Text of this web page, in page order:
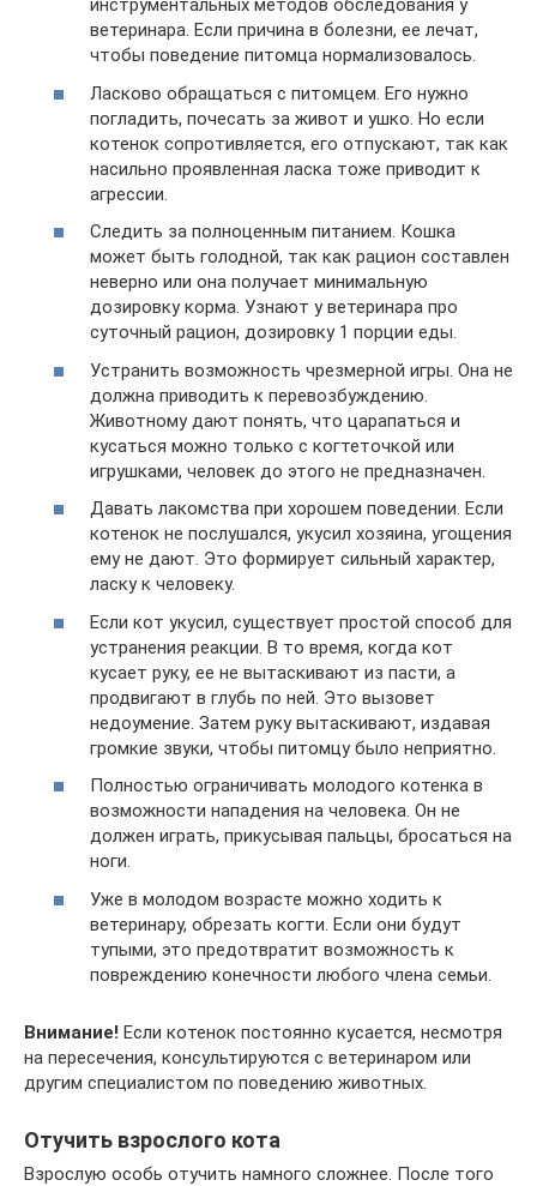
инструментальных методов обследования у
ветеринара. Если причина в болезни, ее лечат,
чтобы поведение питомца нормализовалось.
Ласково обращаться с питомцем. Его нужно
погладить, почесать за живот и ушко. Но если
котенок сопротивляется, его отпускают, так как
насильно проявленная ласка тоже приводит к
агрессии.
Следить за полноценным питанием. Кошка
может быть голодной, так как рацион составлен
неверно или она получает минимальную
дозировку корма. Узнают у ветеринара про
суточный рацион, дозировку 1 порции еды.
Устранить возможность чрезмерной игры. Она не
должна приводить к перевозбуждению.
Животному дают понять, что царапаться и
кусаться можно только с когтеточкой или
игрушками, человек до этого не предназначен.
Давать лакомства при хорошем поведении. Если
котенок не послушался, укусил хозяина, угощения
ему не дают. Это формирует сильный характер,
ласку к человеку.
Если кот укусил, существует простой способ для
устранения реакции. В то время, когда кот
кусает руку, ее не вытаскивают из пасти, а
продвигают в глубь по ней. Это вызовет
недоумение. Затем руку вытаскивают, издавая
громкие звуки, чтобы питомцу было неприятно.
Полностью ограничивать молодого котенка в
возможности нападения на человека. Он не
должен играть, прикусывая пальцы, бросаться на
ноги.
Уже в молодом возрасте можно ходить к
ветеринару, обрезать когти. Если они будут
тупыми, это предотвратит возможность к
повреждению конечности любого члена семьи.
Внимание! Если котенок постоянно кусается, несмотря
на пересечения, консультируются с ветеринаром или
другим специалистом по поведению животных.
Отучить взрослого кота
Взрослую особь отучить намного сложнее. После того